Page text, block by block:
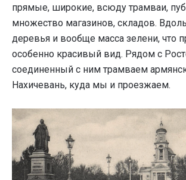
прямые, широкие, всюду трамваи,
множество магазинов, складов.
деревья и вообще масса зелени, что
особенно красивый вид. Рядом с
соединенный с ним трамваем
Нахичевань, куда мы и проезжаем.